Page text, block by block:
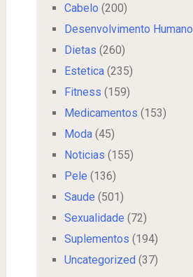
Cabelo (200)
Desenvolvimento Humano
Dietas (260)
Estetica(235)
Fitness (159)
Medicamentos (153)
Moda(45)
Noticias (155)
Pele (136)
Saude (501)
Sexualidade (72)
Suplementos (194)
Uncategorized (37)